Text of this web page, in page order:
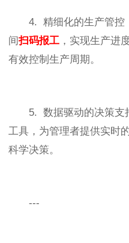
4. 精细化的生产管控
间扫码报工 ，实现生产进
有效控制生产周期。
5. 数据驱动的决策支
工具，为管理者提供实时
科学决策。
---